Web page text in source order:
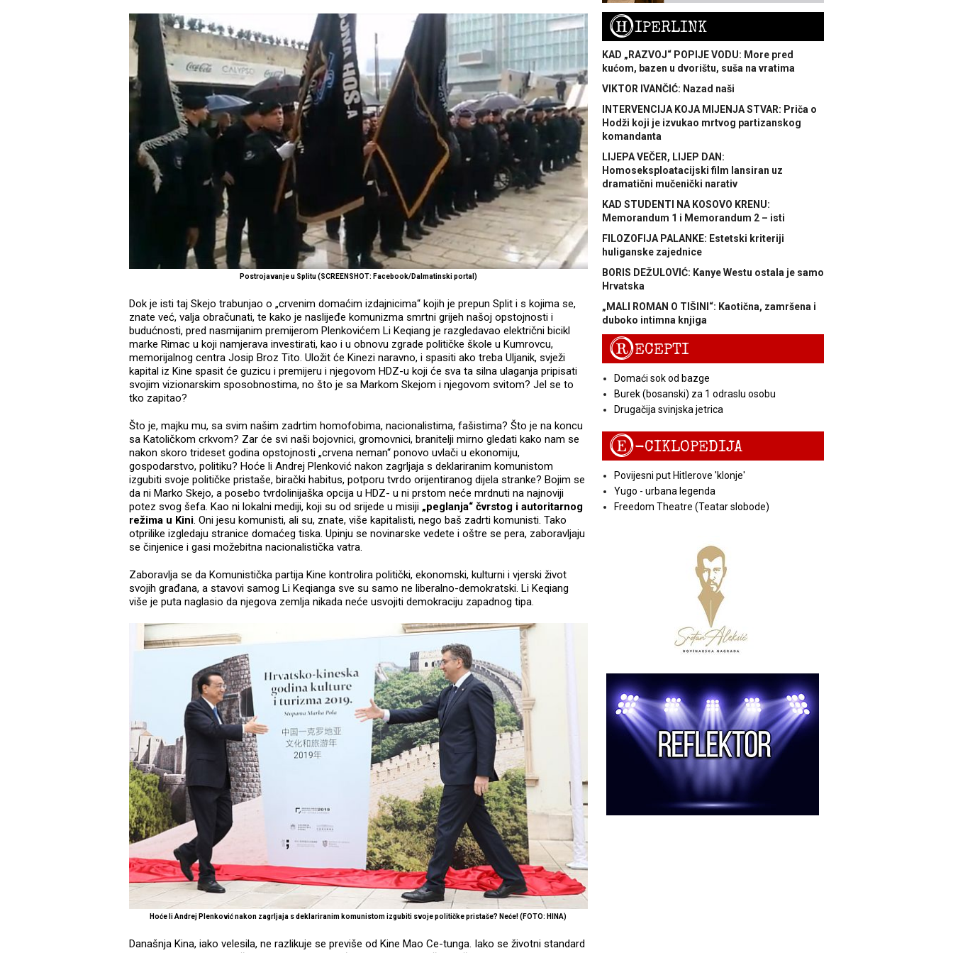
Postrojavanje u Splitu (SCREENSHOT: Facebook/Dalmatinski portal)
Dok je isti taj Skejo trabunjao o „crvenim domaćim izdajnicima“ kojih je prepun Split i s kojima se,
znate već, valja obračunati, te kako je naslijeđe komunizma smrtni grijeh našoj opstojnosti i
budućnosti, pred nasmijanim premijerom Plenkovićem Li Keqiang je razgledavao električni bicikl
marke Rimac u koji namjerava investirati, kao i u obnovu zgrade političke škole u Kumrovcu,
memorijalnog centra Josip Broz Tito. Uložit će Kinezi naravno, i spasiti ako treba Uljanik, svježi
kapital iz Kine spasit će guzicu i premijeru i njegovom HDZ-u koji će sva ta silna ulaganja pripisati
svojim vizionarskim sposobnostima, no što je sa Markom Skejom i njegovom svitom? Jel se to
tko zapitao?
Što je, majku mu, sa svim našim zadrtim homofobima, nacionalistima, fašistima? Što je na koncu
sa Katoličkom crkvom? Zar će svi naši bojovnici, gromovnici, branitelji mirno gledati kako nam se
nakon skoro trideset godina opstojnosti „crvena neman“ ponovo uvlači u ekonomiju,
gospodarstvo, politiku? Hoće li Andrej Plenković nakon zagrljaja s deklariranim komunistom
izgubiti svoje političke pristaše, birački habitus, potporu tvrdo orijentiranog dijela stranke? Bojim se
da ni Marko Skejo, a posebo tvrdolinijaška opcija u HDZ- u ni prstom neće mrdnuti na najnoviji
potez svog šefa. Kao ni lokalni mediji, koji su od srijede u misiji „peglanja“ čvrstog i autoritarnog
režima u Kini. Oni jesu komunisti, ali su, znate, više kapitalisti, nego baš zadrti komunisti. Tako
otprilike izgledaju stranice domaćeg tiska. Upinju se novinarske vedete i oštre se pera, zaboravljaju
se činjenice i gasi možebitna nacionalistička vatra.
Zaboravlja se da Komunistička partija Kine kontrolira politički, ekonomski, kulturni i vjerski život
svojih građana, a stavovi samog Li Keqianga sve su samo ne liberalno-demokratski. Li Keqiang
više je puta naglasio da njegova zemlja nikada neće usvojiti demokraciju zapadnog tipa.
Hoće li Andrej Plenković nakon zagrljaja s deklariranim komunistom izgubiti svoje političke pristaše? Neće! (FOTO: HINA)
Današnja Kina, iako velesila, ne razlikuje se previše od Kine Mao Ce-tunga. Iako se životni standard
HIPERLINK
KAD „RAZVOJ“ POPIJE VODU: More pred
kućom, bazen u dvorištu, suša na vratima
VIKTOR IVANČIĆ: Nazad naši
INTERVENCIJA KOJA MIJENJA STVAR: Priča o
Hodži koji je izvukao mrtvog partizanskog
komandanta
LIJEPA VEČER, LIJEP DAN:
Homoseksploatacijski film lansiran uz
dramatični mučenički narativ
KAD STUDENTI NA KOSOVO KRENU:
Memorandum 1 i Memorandum 2 – isti
FILOZOFIJA PALANKE: Estetski kriteriji
huliganske zajednice
BORIS DEŽULOVIĆ: Kanye Westu ostala je samo
Hrvatska
„MALI ROMAN O TIŠINI“: Kaotična, zamršena i
duboko intimna knjiga
RECEPTI
Domaći sok od bazge
Burek (bosanski) za 1 odraslu osobu
Drugačija svinjska jetrica
E-CIKLOPEDIJA
Povijesni put Hitlerove 'klonje'
Yugo - urbana legenda
Freedom Theatre (Teatar slobode)